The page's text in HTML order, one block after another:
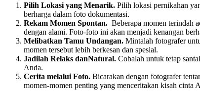
Pilih Lokasi yang Menarik. Pilih lokasi pernikahan
berharga dalam foto dokumentasi.
Rekam Momen Spontan. Beberapa momen terindah
dengan alami. Foto-foto ini akan menjadi kenangan
Melibatkan Tamu Undangan. Mintalah fotografer
momen tersebut lebih berkesan dan spesial.
Jadilah Relaks danNatural. Cobalah untuk tetap
Anda.
Cerita melalui Foto. Bicarakan dengan fotografer
momen-momen penting yang menceritakan kisah cinta